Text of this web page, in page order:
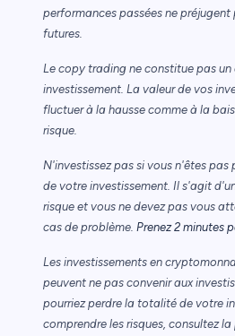
performances passées ne
futures.
Le copy trading ne constitue pas un
investissement. La valeur de vos
fluctuer à la hausse comme à la
risque.
N'investissez pas si vous n'êtes
de votre investissement. Il s'agit
risque et vous ne devez pas vous
cas de problème. Prenez 2 minutes
Les investissements en
peuvent ne pas convenir aux
pourriez perdre la totalité de votre
comprendre les risques, consultez